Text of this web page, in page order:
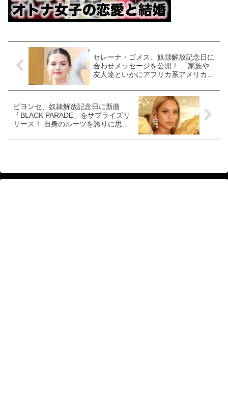
セレーナ・ゴメス、奴隷解放記念日に
合わせメッセージを公開！ 「家族や
友人達といかにアフリカ系アメリカ人
ください」
ビヨンセ、奴隷解放記念日に新曲
「BLACK PARADE」をサプライズリ
リース！ 自身のルーツを誇りに思う